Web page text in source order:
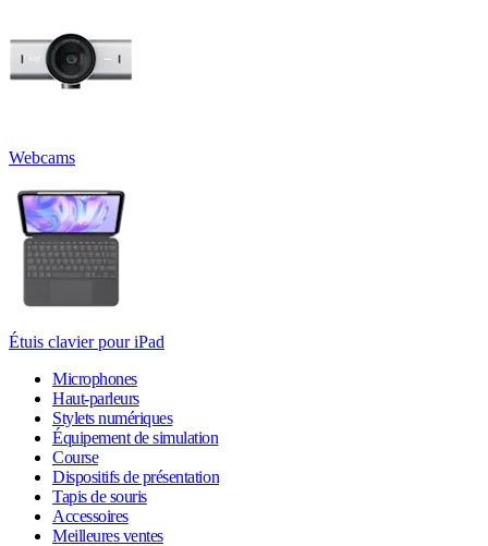
Webcams
Étuis clavier pour iPad
Microphones
Haut-parleurs
Stylets numériques
Équipement de simulation
Course
Dispositifs de présentation
Tapis de souris
Accessoires
Meilleures ventes